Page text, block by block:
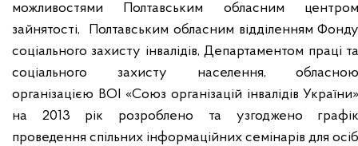
можливостями Полтавським обласним
зайнятості,
Полтавським обласним відділенням
соціального захисту інвалідів, Департаментом праці
соціального захисту населення,
організацією ВОІ «Союз організацій інвалідів
на 2013 рік розроблено та узгоджено
проведення спільних інформаційних семінарів для